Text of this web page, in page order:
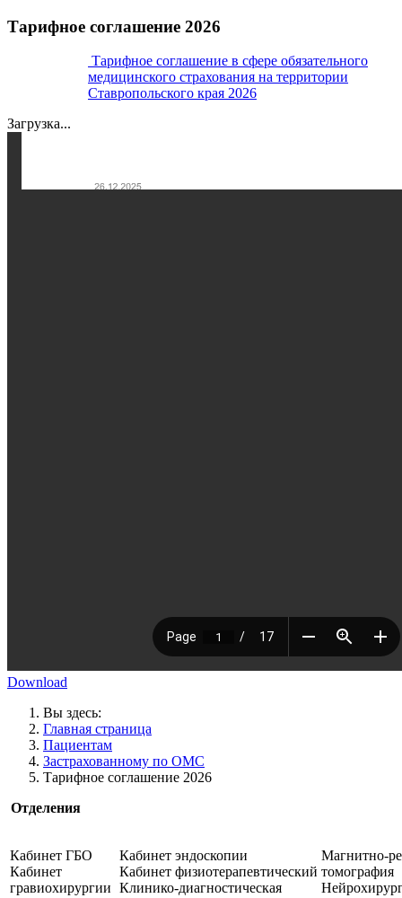
Тарифное соглашение 2026
Тарифное соглашение в сфере обязательного
медицинского страхования на территории
Ставропольского края 2026
Загрузка...
Download
Вы здесь:
Главная страница
Пациентам
Застрахованному по ОМС
Тарифное соглашение 2026
Отделения
Кабинет ГБО
Кабинет
гравиохирургии
Кабинет эндоскопии
Кабинет физиотерапевтический
Клинико-диагностическая
Магнитно-
томография